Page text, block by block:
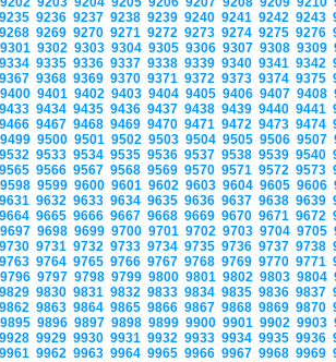
9235 9236 9237 9238 9239 9240 9241 9242 9243
9268 9269 9270 9271 9272 9273 9274 9275 9276
9301 9302 9303 9304 9305 9306 9307 9308 9309
9334 9335 9336 9337 9338 9339 9340 9341 9342
9367 9368 9369 9370 9371 9372 9373 9374 9375
9400 9401 9402 9403 9404 9405 9406 9407 9408
9433 9434 9435 9436 9437 9438 9439 9440 9441
9466 9467 9468 9469 9470 9471 9472 9473 9474
9499 9500 9501 9502 9503 9504 9505 9506 9507
9532 9533 9534 9535 9536 9537 9538 9539 9540
9565 9566 9567 9568 9569 9570 9571 9572 9573
9598 9599 9600 9601 9602 9603 9604 9605 9606
9631 9632 9633 9634 9635 9636 9637 9638 9639
9664 9665 9666 9667 9668 9669 9670 9671 9672
9697 9698 9699 9700 9701 9702 9703 9704 9705
9730 9731 9732 9733 9734 9735 9736 9737 9738
9763 9764 9765 9766 9767 9768 9769 9770 9771
9796 9797 9798 9799 9800 9801 9802 9803 9804
9829 9830 9831 9832 9833 9834 9835 9836 9837
9862 9863 9864 9865 9866 9867 9868 9869 9870
9895 9896 9897 9898 9899 9900 9901 9902 9903
9928 9929 9930 9931 9932 9933 9934 9935 9936
9961 9962 9963 9964 9965 9966 9967 9968 9969